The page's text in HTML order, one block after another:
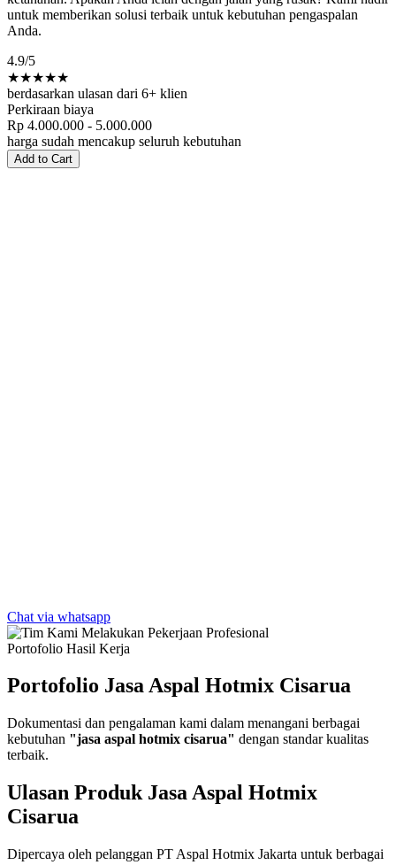
untuk memberikan solusi terbaik untuk kebutuhan pengaspalan
Anda.
4.9/5
★★★★★
berdasarkan ulasan dari 6+ klien
Perkiraan biaya
Rp 4.000.000 - 5.000.000
harga sudah mencakup seluruh kebutuhan
Add to Cart
Chat via whatsapp
Portofolio Hasil Kerja
Portofolio Jasa Aspal Hotmix Cisarua
Dokumentasi dan pengalaman kami dalam menangani berbagai
kebutuhan "jasa aspal hotmix cisarua" dengan standar kualitas
terbaik.
Ulasan Produk Jasa Aspal Hotmix
Cisarua
Dipercaya oleh pelanggan PT Aspal Hotmix Jakarta untuk berbagai